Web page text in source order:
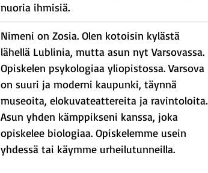
nuoria ihmisiä.
Nimeni on Zosia. Olen kotoisin kylästä
lähellä Lublinia, mutta asun nyt Varsovassa.
Opiskelen psykologiaa yliopistossa. Varsova
on suuri ja moderni kaupunki, täynnä
museoita, elokuvateattereita ja ravintoloita.
Asun yhden kämppikseni kanssa, joka
opiskelee biologiaa. Opiskelemme usein
yhdessä tai käymme urheilutunneilla.